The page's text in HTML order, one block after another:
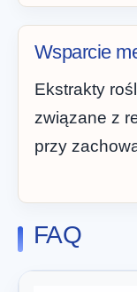
Wsparcie
Ekstrakty
związane z
przy
FAQ